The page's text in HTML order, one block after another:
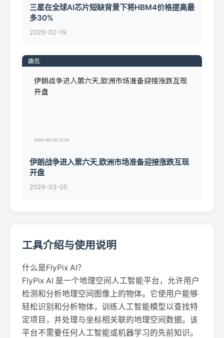
三星在全球AI芯片短缺背景下将HBM4价格提高最
多30%
2026-02-19
伊朗战争进入第六天,欧洲市场准备迎接涨跌互现
开盘
2026-03-05
工具介绍与使用说明
什么是FlyPix AI？
FlyPix AI 是一个地理空间人工智能平台，允许用户
检测和分析地理空间图像上的物体。它使用户能够
轻松识别和分析物体，训练人工智能模型以查找特
定项目，并处理与坐标相关联的地理空间数据。该
平台不需要任何人工智能或机器学习的先前知识。